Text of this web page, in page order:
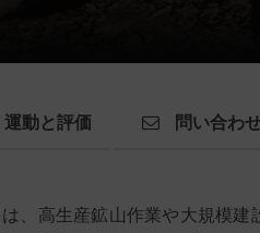
運動と評価 問い合わ
は、高生産鉱山作業や大規模建